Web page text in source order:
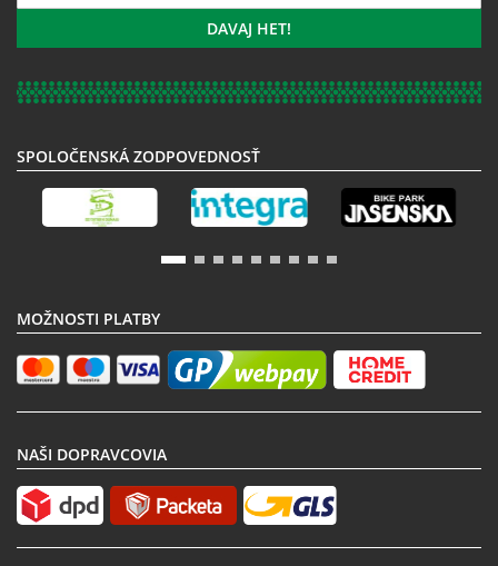
odberu
DAVAJ HET!
SPOLOČENSKÁ ZODPOVEDNOSŤ
MOŽNOSTI PLATBY
NAŠI DOPRAVCOVIA